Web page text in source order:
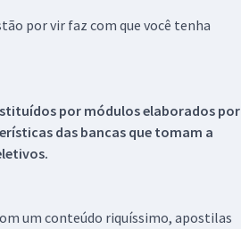
por vir faz com que você tenha
por módulos elaborados por
das bancas que tomam a
um conteúdo riquíssimo, apostilas